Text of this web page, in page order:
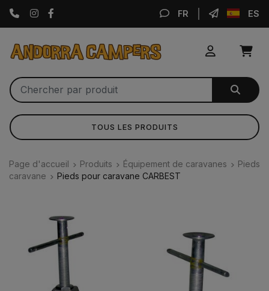
Instagram FR ES
TOUS LES PRODUITS
Page d'accueil Produits Équipement de caravanes
Pieds
caravane
Pieds pour caravane CARBEST